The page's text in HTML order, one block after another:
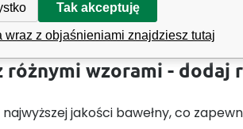
wzór rekina
różnymi wzorami - dodaj
jakości bawełny, co
Tak akceptuję
wraz z objaśnieniami znajdziesz tutaj